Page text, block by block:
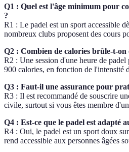
Q1 : Quel est l'âge minimum pour
?
R1 : Le padel est un sport accessible
nombreux clubs proposent des cours
Q2 : Combien de calories brûle-t-on
R2 : Une session d'une heure de
900 calories, en fonction de l'intensité
Q3 : Faut-il une assurance pour
R3 : Il est recommandé de souscrire
civile, surtout si vous êtes membre
Q4 : Est-ce que le padel est adapté
R4 : Oui, le padel est un sport doux
rend accessible aux personnes âgées